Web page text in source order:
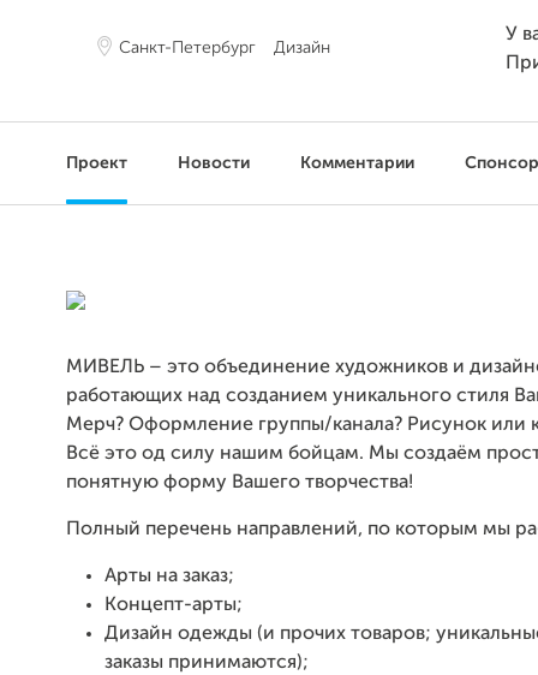
Санкт-Петербург Дизайн
У
Проект Новости Комментарии
МИВЕЛЬ – это объединение художников и
работающих над созданием уникального стиля
Мерч? Оформление группы/канала? Рисунок или
Всё это од силу нашим бойцам. Мы создаём
понятную форму Вашего творчества!
Полный перечень направлений, по которым мы
Арты на заказ;
Концепт-арты;
Дизайн одежды (и прочих товаров;
заказы принимаются);